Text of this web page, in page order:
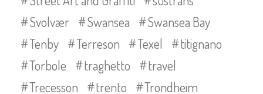
Svolvær
Swansea
Swansea Bay
Tenby
Terreson Texel
titignano
Torbole
traghetto
travel
Trecesson
trento
Trondheim